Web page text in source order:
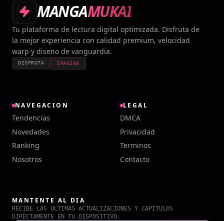
MANGAMUKAI
Tu plataforma de lectura digital optimizada. Disfruta de
la mejor experiencia con calidad premium, velocidad
warp y diseno de vanguardia.
DISFRUTA IMAGINA
NAVEGACION
Tendencias
Novedades
Ranking
Nosotros
LEGAL
DMCA
Privacidad
Terminos
Contacto
MANTENTE AL DIA
RECIBE LAS ULTIMAS ACTUALIZACIONES Y CAPITULOS
DIRECTAMENTE EN TU DISPOSITIVO.